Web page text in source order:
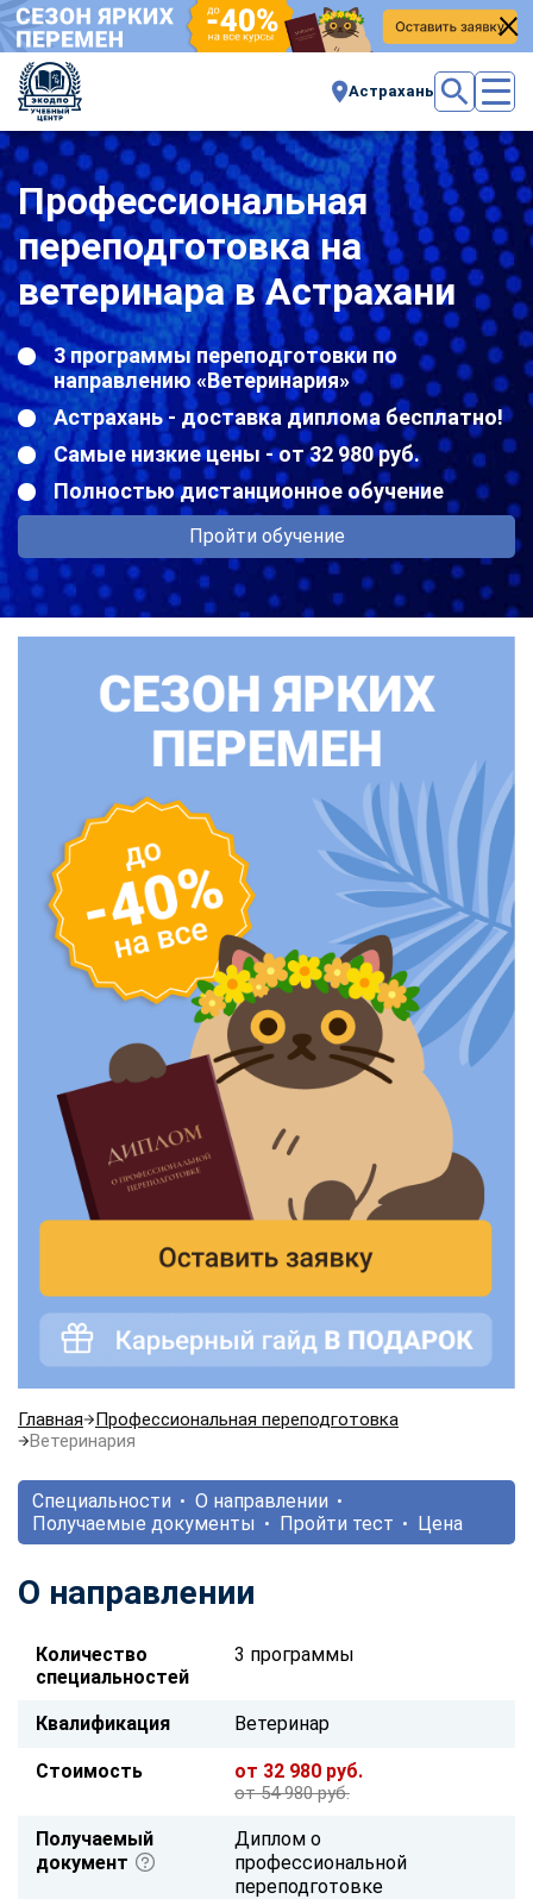
Астрахань
Профессиональная
переподготовка на
ветеринара в Астрахани
3 программы переподготовки по
направлению «Ветеринария»
Астрахань - доставка диплома бесплатно!
Самые низкие цены - от 32 980 руб.
Полностью дистанционное обучение
Пройти обучение
Главная
Профессиональная переподготовка
Ветеринария
Специальности
О направлении
Получаемые документы
Пройти тест Цена
О направлении
Количество
специальностей
3 программы
Квалификация Ветеринар
Стоимость от 32 980 руб.
от 54 980 руб.
Получаемый
документ
Диплом о
профессиональной
переподготовке